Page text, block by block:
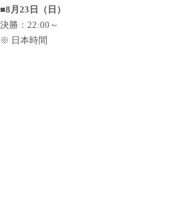
■8月23日（日）
決勝：22:00～
※ 日本時間